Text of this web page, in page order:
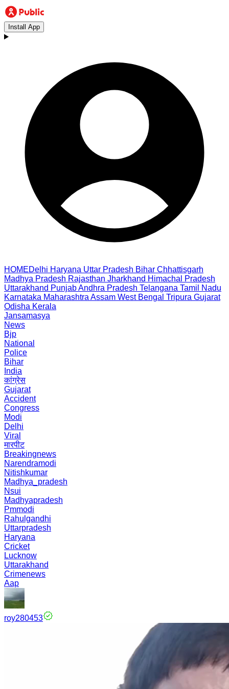
Install App
HOMEDelhi Haryana Uttar Pradesh Bihar Chhattisgarh
Madhya Pradesh Rajasthan Jharkhand Himachal Pradesh
Uttarakhand PunjabAndhra Pradesh Telangana Tamil Nadu
Karnataka Maharashtra Assam West Bengal Tripura Gujarat
Odisha Kerala
Jansamasya
News
Bjp
National
Police
Bihar
India
कांग्रेस
Gujarat
Accident
Congress
Modi
Delhi
Viral
मारपीट
Breakingnews
Narendramodi
Nitishkumar
Madhya_pradesh
Nsui
Madhyapradesh
Pmmodi
Rahulgandhi
Uttarpradesh
Haryana
Cricket
Lucknow
Uttarakhand
Crimenews
Aap
roy280453